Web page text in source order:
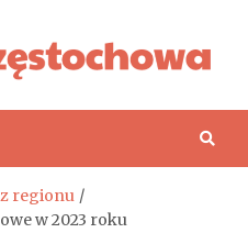
regionu
w 2023 roku